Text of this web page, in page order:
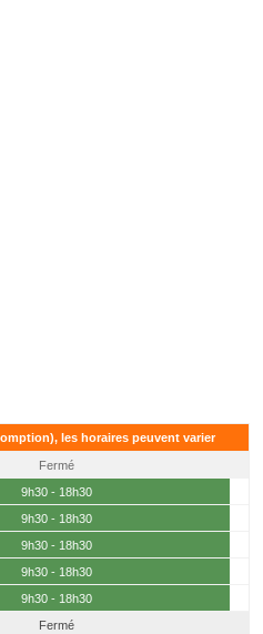
les horaires peuvent varier
Fermé
9h30 - 18h30
9h30 - 18h30
9h30 - 18h30
9h30 - 18h30
9h30 - 18h30
Fermé